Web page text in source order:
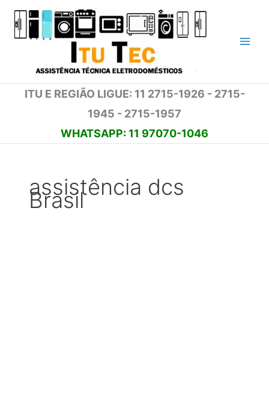
para
ITU E REGIÃO LIGUE: 11 2715-1926 - 2715-
1945 - 2715-1957
WHATSAPP: 11 97070-1046
assistência dcs
Brasil